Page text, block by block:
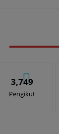
3,749
Pengikut